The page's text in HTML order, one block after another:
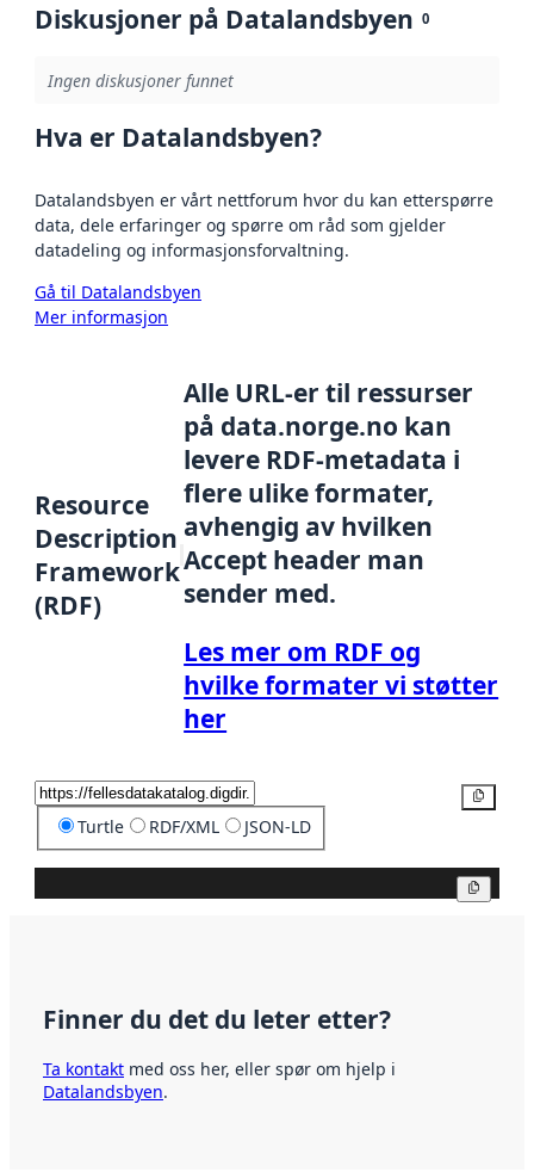
Diskusjoner på Datalandsbyen 0
Ingen diskusjoner funnet
Hva er Datalandsbyen?
Datalandsbyen er vårt nettforum hvor du kan etterspørre
data, dele erfaringer og spørre om råd som gjelder
datadeling og informasjonsforvaltning.
Gå til Datalandsbyen
Mer informasjon
Resource
Description
Framework
(RDF)
Alle URL-er til ressurser
på data.norge.no kan
levere RDF-metadata i
flere ulike formater,
avhengig av hvilken
Accept header man
sender med.
Les mer om RDF og
hvilke formater vi støtter
her
Turtle RDF/XML JSON-LD
Finner du det du leter etter?
Ta kontakt med oss her, eller spør om hjelp i
Datalandsbyen.